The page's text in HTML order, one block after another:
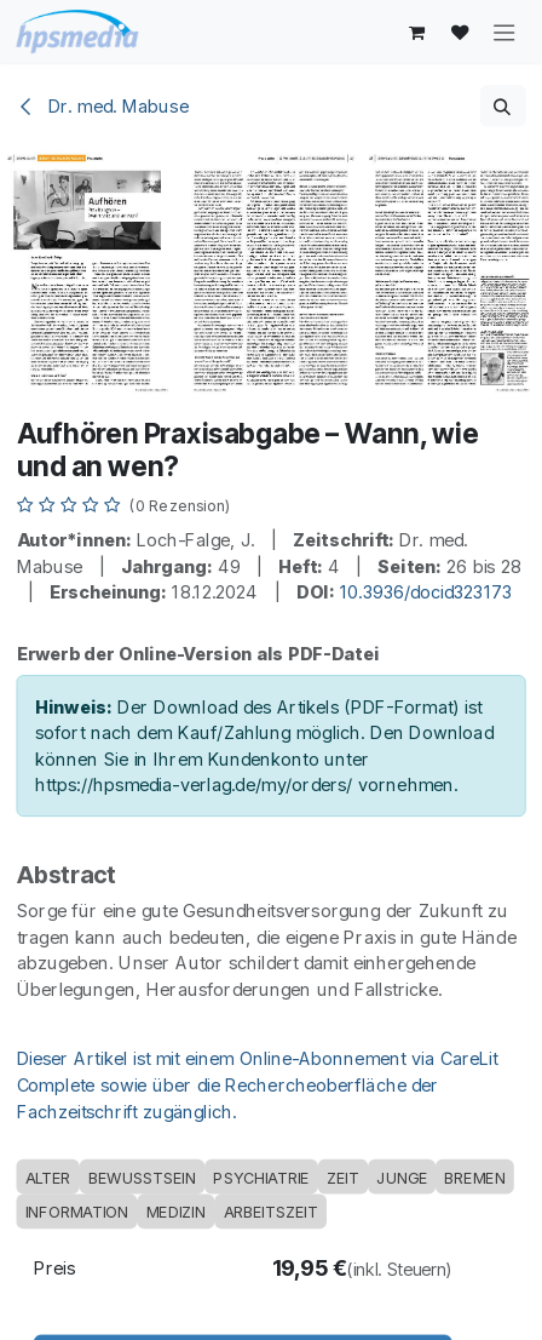
Zum Inhalt springen
Dr. med. Mabuse
Aufhören Praxisabgabe – Wann, wie
und an wen?
(0 Rezension)
Autor*innen: Loch-Falge, J. | Zeitschrift: Dr. med.
Mabuse | Jahrgang: 49 | Heft: 4 |Seiten: 26 bis 28
Erscheinung: 18.12.2024 | DOI: 10.3936/docid323173
Erwerb der Online-Version als PDF-Datei
Hinweis: Der Download des Artikels (PDF-Format) ist
sofort nach dem Kauf/Zahlung möglich. Den Download
können Sie in Ihrem Kundenkonto unter
https://hpsmedia-verlag.de/my/orders/ vornehmen.
Abstract
Sorge für eine gute Gesundheitsversorgung der Zukunft zu
tragen kann auch bedeuten, die eigene Praxis in gute Hände
abzugeben. Unser Autor schildert damit einhergehende
Überlegungen, Herausforderungen und Fallstricke.
Dieser Artikel ist mit einem Online-Abonnement via CareLit
Complete sowie über die Rechercheoberfläche der
Fachzeitschrift zugänglich.
ALTER BEWUSSTSEIN PSYCHIATRIE ZEIT JUNGE
BREMEN
INFORMATION
MEDIZIN ARBEITSZEIT
Preis 19,95€(inkl. Steuern)